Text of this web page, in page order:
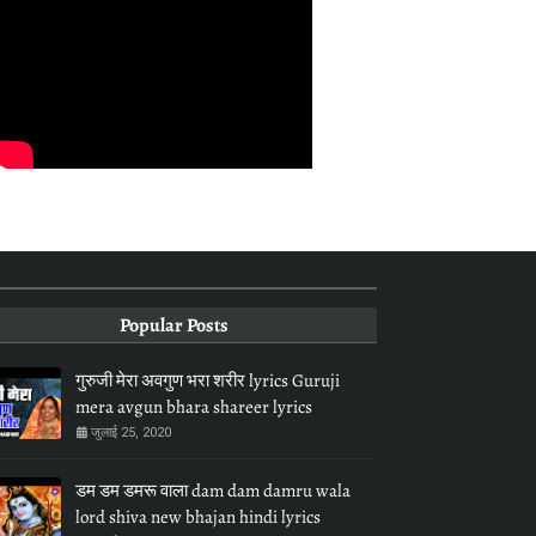
Popular Posts
गुरुजी मेरा अवगुण भरा शरीर lyrics Guruji
mera avgun bhara shareer lyrics
जुलाई 25, 2020
डम डम डमरू वाला dam dam damru wala
lord shiva new bhajan hindi lyrics